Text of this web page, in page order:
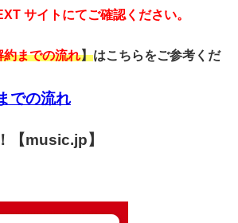
サイトにてご確認ください。
約までの流れ】はこちらをご参考くだ
での流れ
【music.jp】